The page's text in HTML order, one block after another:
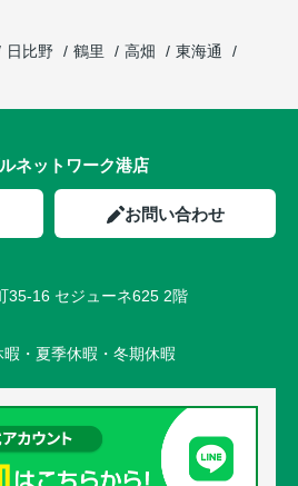
日比野 鶴里 高畑
東海通
ネットワーク港店
お問い合わせ
35-16 セジューネ625 2階
・夏季休暇・冬期休暇